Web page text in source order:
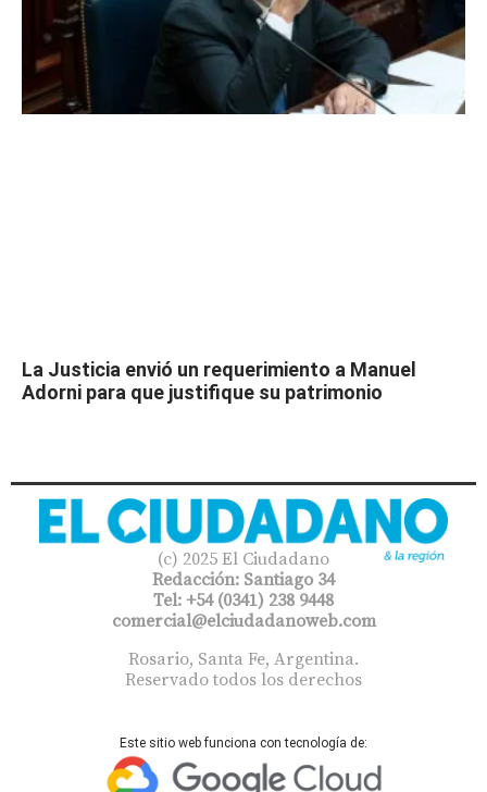
La Justicia envió un requerimiento a Manuel
Adorni para que justifique su patrimonio
(c) 2025 El Ciudadano
Redacción: Santiago 34
Tel: +54 (0341) 238 9448
comercial@elciudadanoweb.com​
Rosario, Santa Fe, Argentina.
Reservado todos los derechos
Este sitio web funciona con tecnología de: